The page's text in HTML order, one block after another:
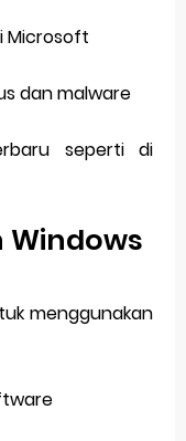
Microsoft
dan malware
seperti di
Windows
menggunakan